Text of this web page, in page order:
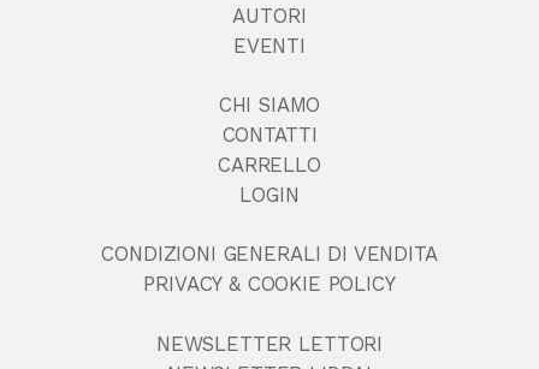
AUTORI
EVENTI
CHI SIAMO
CONTATTI
CARRELLO
LOGIN
CONDIZIONI GENERALI DI VENDITA
PRIVACY & COOKIE POLICY
NEWSLETTER LETTORI